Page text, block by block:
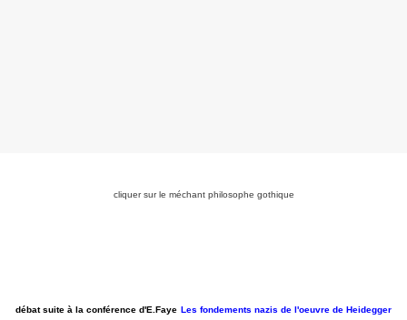
cliquer sur le méchant philosophe gothique
débat suite à la conférence d'E.Faye Les fondements nazis de l'oeuvre de Heidegger